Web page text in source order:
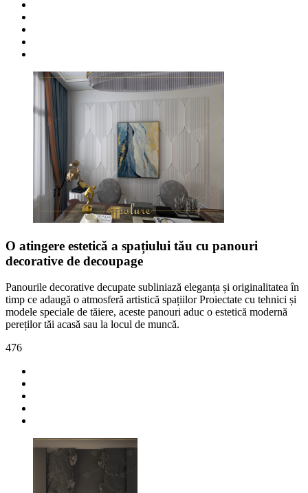
O atingere estetică a spațiului tău cu panouri
decorative de decoupage
Panourile decorative decupate subliniază eleganța și originalitatea în
timp ce adaugă o atmosferă artistică spațiilor Proiectate cu tehnici și
modele speciale de tăiere, aceste panouri aduc o estetică modernă
pereților tăi acasă sau la locul de muncă.
476